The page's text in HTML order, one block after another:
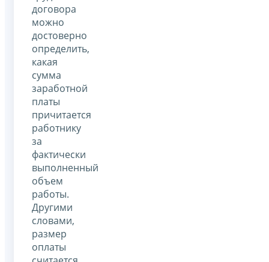
договора
можно
достоверно
определить,
какая
сумма
заработной
платы
причитается
работнику
за
фактически
выполненный
объем
работы.
Другими
словами,
размер
оплаты